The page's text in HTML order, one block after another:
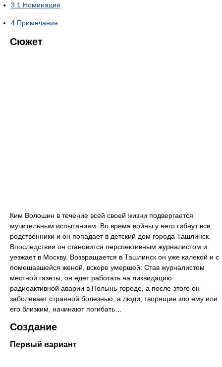
3.1 Номинации
4 Примечания
Сюжет
Ким Волошин в течение всей своей жизни подвергается
мучительным испытаниям. Во время войны у него гибнут все
родственники и он попадает в детский дом города Ташлинск.
Впоследствии он становится перспективным журналистом и
уезжает в Москву. Возвращается в Ташлинск он уже калекой и с
помешавшейся женой, вскоре умершей. Став журналистом
местной газеты, он едет работать на ликвидацию
радиоактивной аварии в Полынь-городе, а после этого он
заболевает странной болезнью, а люди, творящие зло ему или
его близким, начинают погибать…
Создание
Первый вариант